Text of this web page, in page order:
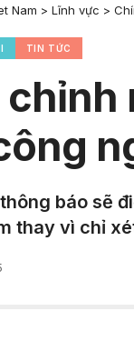
Nam > Lĩnh vực >
TIN TỨC
báo sẽ
thay vì chỉ